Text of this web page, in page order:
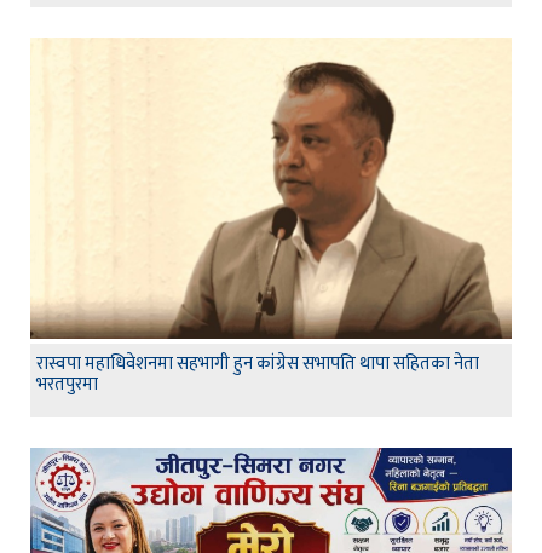
रास्वपा महाधिवेशनमा सहभागी हुन कांग्रेस सभापति थापा सहितका नेता
भरतपुरमा